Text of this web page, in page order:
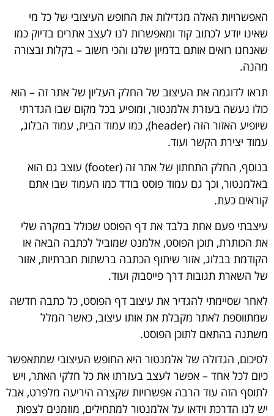
האפשרויות האלה מגדילות את החופש העיצובי של כל מי
שאינו יודע לכתוב קוד ומאפשרות לנו לעצב אתרים בדיוק כמו
שאנחנו רואים אותם בדמיון שלנו והכי חשוב – בקלות ובצורה
מהנה.
תראו לדוגמה את העיצוב של החלק העליון של אתר זה – הוא
כולו נעשה בעזרת אלמנטור, ומופיע בכל מקום שבו הגדרתי
שיופיע האזור הזה (header), כמו עמוד הבית, עמוד הבלוג,
עמוד יצירת הקשר ועוד.
בנוסף, החלק התחתון של אתר זה (footer) עוצב גם הוא
באלמנטור, וכך גם עמוד פוסט בודד כמו העמוד שבו אתם
קוראים כעת.
עיצבתי פעם אחת בלבד את דף הפוסט שכולל במקרה שלי
את הכותרת, תוכן הפוסט, אלמנט שמוביל לכתבה הבאה או
הקודמת בבלוג, אזור שיתוף הכתבה ברשתות חברתיות, אזור
של השארת תגובות דרך פייסבוק ועוד.
לאחר שסיימתי להגדיר את עיצוב דף הפוסט, כל כתבה חדשה
שמתווספת לאתר מקבלת את אותו עיצוב, כאשר המלל
משתנה בהתאם לתוכן הפוסט.
לסיכום, הגדולה של אלמנטור היא החופש העיצובי שמתאפשר
כיום לכל אחד – אפשר לעצב בעזרתו את כל חלקי האתר, ויש
לתוסף הזה עוד הרבה אפשרויות שקצרה היריעה מלפרט, אבל
יש לנו הדרכת וידאו על אלמנטור למתחילים, מוזמנים לצפות